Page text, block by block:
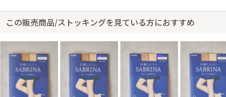
この販売商品/ストッキングを見ている方におすすめ